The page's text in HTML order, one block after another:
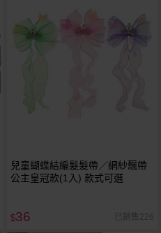
兒童蝴蝶結編髮髮帶／網紗飄帶
公主皇冠款(1入) 款式可選
$36 已銷售226